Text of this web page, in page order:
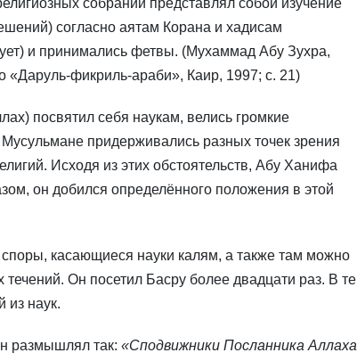
собраний представлял собой изучение
согласно аятам Корана и хадисам
и принимались фетвы. (Мухаммад Абу Зухра,
«Даруль-фикриль-араби», Каир, 1997; с. 21)
посвятил себя наукам, велись громкие
придерживались разных точек зрения
Исходя из этих обстоятельств, Абу Ханифа
он добился определённого положения в этой
касающиеся науки калям, а также там можно
Он посетил Басру более двадцати раз. В те
из наук.
размышлял так: «Сподвижники Посланника Аллаха